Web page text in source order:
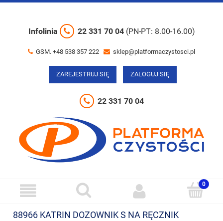
Infolinia 22 331 70 04 (PN-PT: 8.00-16.00)
GSM. +48 538 357 222 sklep@platformaczystosci.pl
ZAREJESTRUJ SIĘ ZALOGUJ SIĘ
22 331 70 04
88966 KATRIN DOZOWNIK S NA RĘCZNIK